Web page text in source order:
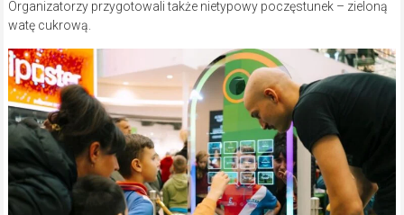
Organizatorzy przygotowali także nietypowy poczęstunek – zieloną
watę cukrową.